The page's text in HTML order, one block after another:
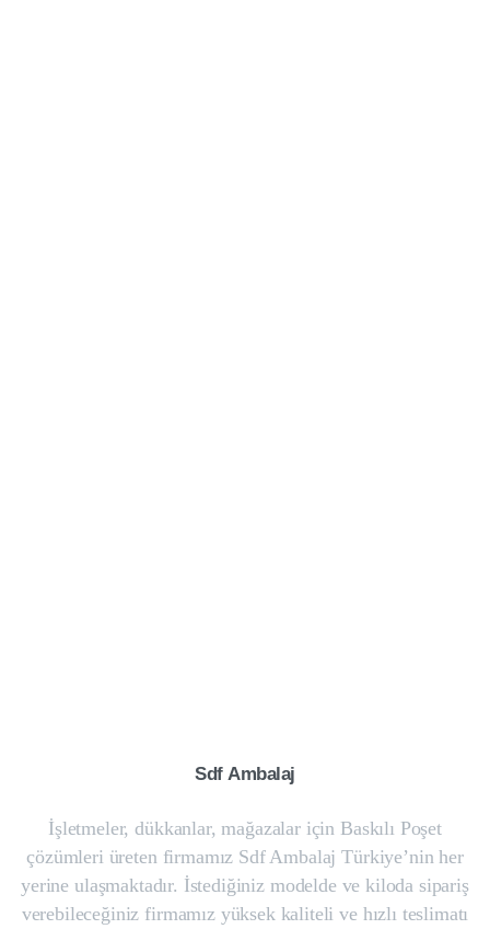
Sdf Ambalaj
İşletmeler, dükkanlar, mağazalar için Baskılı Poşet
çözümleri üreten firmamız Sdf Ambalaj Türkiye’nin her
yerine ulaşmaktadır. İstediğiniz modelde ve kiloda sipariş
verebileceğiniz firmamız yüksek kaliteli ve hızlı teslimatı